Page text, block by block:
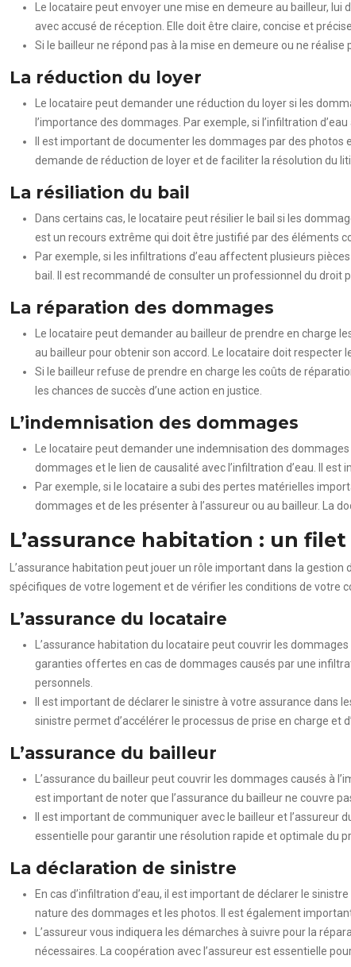
Le locataire peut envoyer une mise en demeure au bailleur,
avec accusé de réception. Elle doit être claire, concise et
Si le bailleur ne répond pas à la mise en demeure ou ne
La réduction du loyer
Le locataire peut demander une réduction du loyer si les
l’importance des dommages. Par exemple, si l’infiltration
Il est important de documenter les dommages par des
demande de réduction de loyer et de faciliter la résolution du
La résiliation du bail
Dans certains cas, le locataire peut résilier le bail si les
est un recours extrême qui doit être justifié par des éléments
Par exemple, si les infiltrations d’eau affectent plusieurs
bail. Il est recommandé de consulter un professionnel du droit
La réparation des dommages
Le locataire peut demander au bailleur de prendre en charge
au bailleur pour obtenir son accord. Le locataire doit respecter
Si le bailleur refuse de prendre en charge les coûts de
les chances de succès d’une action en justice.
L’indemnisation des dommages
Le locataire peut demander une indemnisation des
dommages et le lien de causalité avec l’infiltration d’eau. Il
Par exemple, si le locataire a subi des pertes matérielles
dommages et de les présenter à l’assureur ou au bailleur. La
L’assurance habitation : un
L’assurance habitation peut jouer un rôle important dans la
spécifiques de votre logement et de vérifier les conditions de votre
L’assurance du locataire
L’assurance habitation du locataire peut couvrir les
garanties offertes en cas de dommages causés par une
personnels.
Il est important de déclarer le sinistre à votre assurance
sinistre permet d’accélérer le processus de prise en charge et
L’assurance du bailleur
L’assurance du bailleur peut couvrir les dommages causés à
est important de noter que l’assurance du bailleur ne couvre
Il est important de communiquer avec le bailleur et
essentielle pour garantir une résolution rapide et optimale du
La déclaration de sinistre
En cas d’infiltration d’eau, il est important de déclarer le
nature des dommages et les photos. Il est également
L’assureur vous indiquera les démarches à suivre pour la
nécessaires. La coopération avec l’assureur est essentielle